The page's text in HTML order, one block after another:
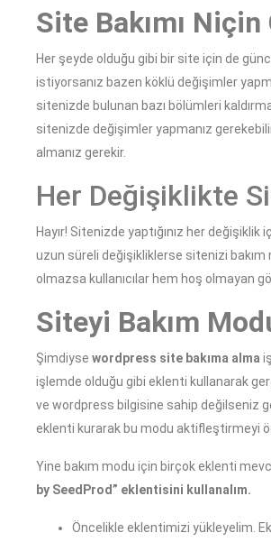
Site Bakımı
Her şeyde olduğu gibi bir site için de
istiyorsanız bazen köklü değişimler
sitenizde bulunan bazı bölümleri
sitenizde değişimler yapmanız
almanız gerekir.
Her Değişiklikte
Hayır! Sitenizde yaptığınız her
uzun süreli değişikliklerse sitenizi bakım
olmazsa kullanıcılar hem hoş olmayan
Siteyi Bakım
Şimdiyse wordpress site bakıma alma
işlemde olduğu gibi eklenti kullanarak
ve wordpress bilgisine sahip değilseniz
eklenti kurarak bu modu aktifleştirmeyi
Yine bakım modu için birçok eklenti
by SeedProd” eklentisini kullanalım.
Öncelikle eklentimizi yükleyelim.